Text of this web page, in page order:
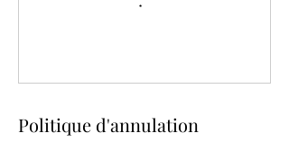
Politique d'annulation